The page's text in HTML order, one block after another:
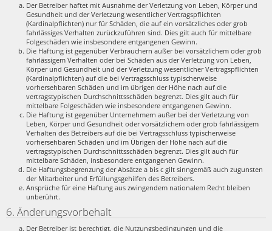
Der Betreiber haftet mit Ausnahme der Verletzung von Leben, Körper und
Gesundheit und der Verletzung wesentlicher Vertragspflichten
(Kardinalpflichten) nur für Schäden, die auf ein vorsätzliches oder grob
fahrlässiges Verhalten zurückzuführen sind. Dies gilt auch für mittelbare
Folgeschäden wie insbesondere entgangenen Gewinn.
Die Haftung ist gegenüber Verbrauchern außer bei vorsätzlichem oder grob
fahrlässigem Verhalten oder bei Schäden aus der Verletzung von Leben,
Körper und Gesundheit und der Verletzung wesentlicher Vertragspflichten
(Kardinalpflichten) auf die bei Vertragsschluss typischerweise
vorhersehbaren Schäden und im übrigen der Höhe nach auf die
vertragstypischen Durchschnittsschäden begrenzt. Dies gilt auch für
mittelbare Folgeschäden wie insbesondere entgangenen Gewinn.
Die Haftung ist gegenüber Unternehmern außer bei der Verletzung von
Leben, Körper und Gesundheit oder vorsätzlichem oder grob fahrlässigem
Verhalten des Betreibers auf die bei Vertragsschluss typischerweise
vorhersehbaren Schäden und im Übrigen der Höhe nach auf die
vertragstypischen Durchschnittsschäden begrenzt. Dies gilt auch für
mittelbare Schäden, insbesondere entgangenen Gewinn.
Die Haftungsbegrenzung der Absätze a bis c gilt sinngemäß auch zugunsten
der Mitarbeiter und Erfüllungsgehilfen des Betreibers.
Ansprüche für eine Haftung aus zwingendem nationalem Recht bleiben
unberührt.
6. Änderungsvorbehalt
Der Betreiber ist berechtigt, die Nutzungsbedingungen und die